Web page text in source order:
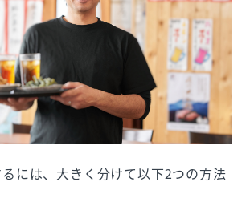
には、大きく分けて以下2つの方法